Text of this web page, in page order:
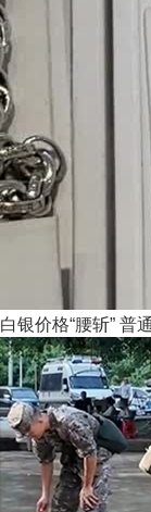
白银价格“腰斩” 普